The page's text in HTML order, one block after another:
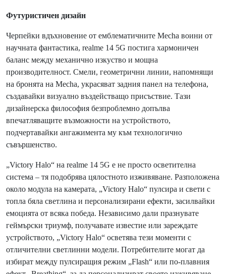
Футуристичен дизайн
Черпейки вдъхновение от емблематичните Mecha воини от
научната фантастика, realme 14 5G постига хармоничен
баланс между механично изкуство и мощна
производителност. Смели, геометрични линии, напомнящи
на бронята на Mecha, украсяват задния панел на телефона,
създавайки визуално въздействащо присъствие. Тази
дизайнерска философия безпроблемно допълва
впечатляващите възможности на устройството,
подчертавайки ангажимента му към технологично
съвършенство.
„Victory Halo“ на realme 14 5G е не просто осветителна
система – тя подобрява цялостното изживяване. Разположена
около модула на камерата, „Victory Halo“ пулсира и свети с
топла бяла светлина и персонализирани ефекти, засилвайки
емоцията от всяка победа. Независимо дали празнувате
геймърски триумф, получавате известие или зареждате
устройството, „Victory Halo“ осветява тези моменти с
отличителни светлинни модели. Потребителите могат да
избират между пулсиращия режим „Flash“ или по-плавния